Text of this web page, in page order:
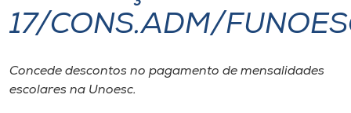
I.nova
Diplomados
17/CONS.ADM/
Concede descontos no pagamento de mensalidades
escolares na Unoesc.